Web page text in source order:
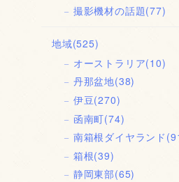
撮影機材の話題(77)
地域(525)
オーストラリア(10)
丹那盆地(38)
伊豆(270)
函南町(74)
南箱根ダイヤランド
箱根(39)
静岡東部(65)